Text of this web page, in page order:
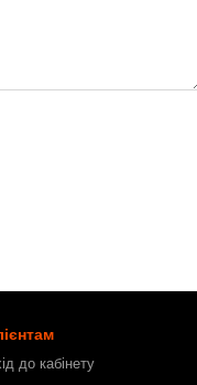
до кабінету